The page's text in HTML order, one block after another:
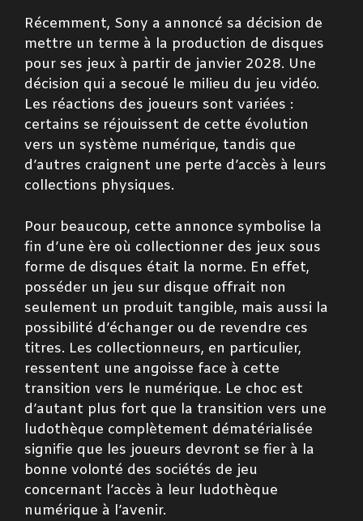
Récemment, Sony a annoncé sa décision de
mettre un terme à la production de disques
pour ses jeux à partir de janvier 2028. Une
décision qui a secoué le milieu du jeu vidéo.
Les réactions des joueurs sont variées :
certains se réjouissent de cette évolution
vers un système numérique, tandis que
d’autres craignent une perte d’accès à leurs
collections physiques.
Pour beaucoup, cette annonce symbolise la
fin d’une ère où collectionner des jeux sous
forme de disques était la norme. En effet,
posséder un jeu sur disque offrait non
seulement un produit tangible, mais aussi la
possibilité d’échanger ou de revendre ces
titres. Les collectionneurs, en particulier,
ressentent une angoisse face à cette
transition vers le numérique. Le choc est
d’autant plus fort que la transition vers une
ludothèque complètement dématérialisée
signifie que les joueurs devront se fier à la
bonne volonté des sociétés de jeu
concernant l’accès à leur ludothèque
numérique à l’avenir.